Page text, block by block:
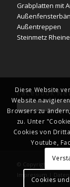
Grabplatten mit
Außentreppen
Steinmetz Rheine
Facebook
© Copyright -
Impressum |
Diese Website
Website
Browsers zu
zu. Unter
Cookies von
Youtube,
Cookies